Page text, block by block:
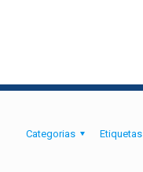
Categorias Etiquetas